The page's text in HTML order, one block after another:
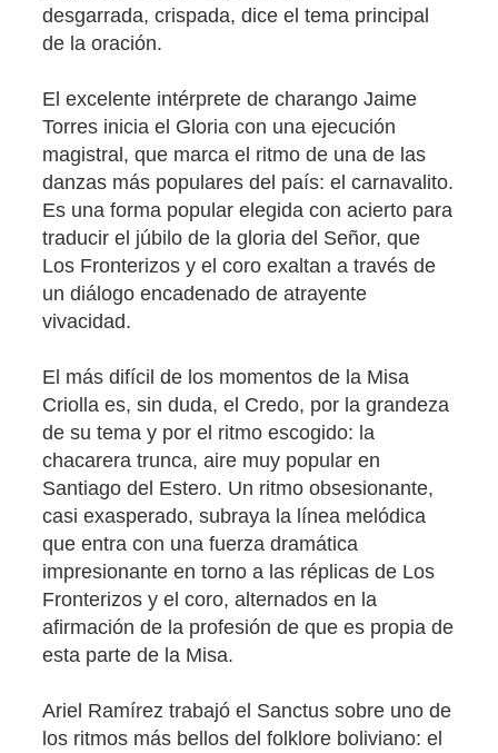
desgarrada, crispada, dice el tema principal
de la oración.
El excelente intérprete de charango Jaime
Torres inicia el Gloria con una ejecución
magistral, que marca el ritmo de una de las
danzas más populares del país: el carnavalito.
Es una forma popular elegida con acierto para
traducir el júbilo de la gloria del Señor, que
Los Fronterizos y el coro exaltan a través de
un diálogo encadenado de atrayente
vivacidad.
El más difícil de los momentos de la Misa
Criolla es, sin duda, el Credo, por la grandeza
de su tema y por el ritmo escogido: la
chacarera trunca, aire muy popular en
Santiago del Estero. Un ritmo obsesionante,
casi exasperado, subraya la línea melódica
que entra con una fuerza dramática
impresionante en torno a las réplicas de Los
Fronterizos y el coro, alternados en la
afirmación de la profesión de que es propia de
esta parte de la Misa.
Ariel Ramírez trabajó el Sanctus sobre uno de
los ritmos más bellos del folklore boliviano: el